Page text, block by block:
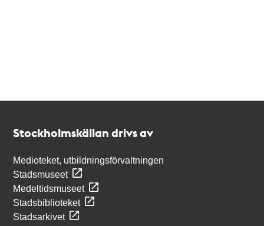
Stockholmskällan drivs av
Medioteket, utbildningsförvaltningen
Stadsmuseet
Medeltidsmuseet
Stadsbiblioteket
Stadsarkivet